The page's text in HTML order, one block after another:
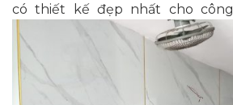
có thiết kế đẹp nhất cho